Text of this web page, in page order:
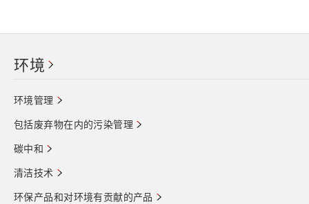
环境
环境管理
包括废弃物在内的污染管理
碳中和
清洁技术
环保产品和对环境有贡献的产品